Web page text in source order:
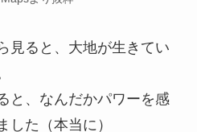
見ると、大地が生きてい
と、なんだかパワーを感
した（本当に）